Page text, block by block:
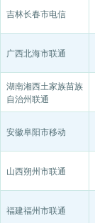
吉林长春市电信
广西北海市联通
湖南湘西土家族苗族
自治州联通
安徽阜阳市移动
山西朔州市联通
福建福州市联通